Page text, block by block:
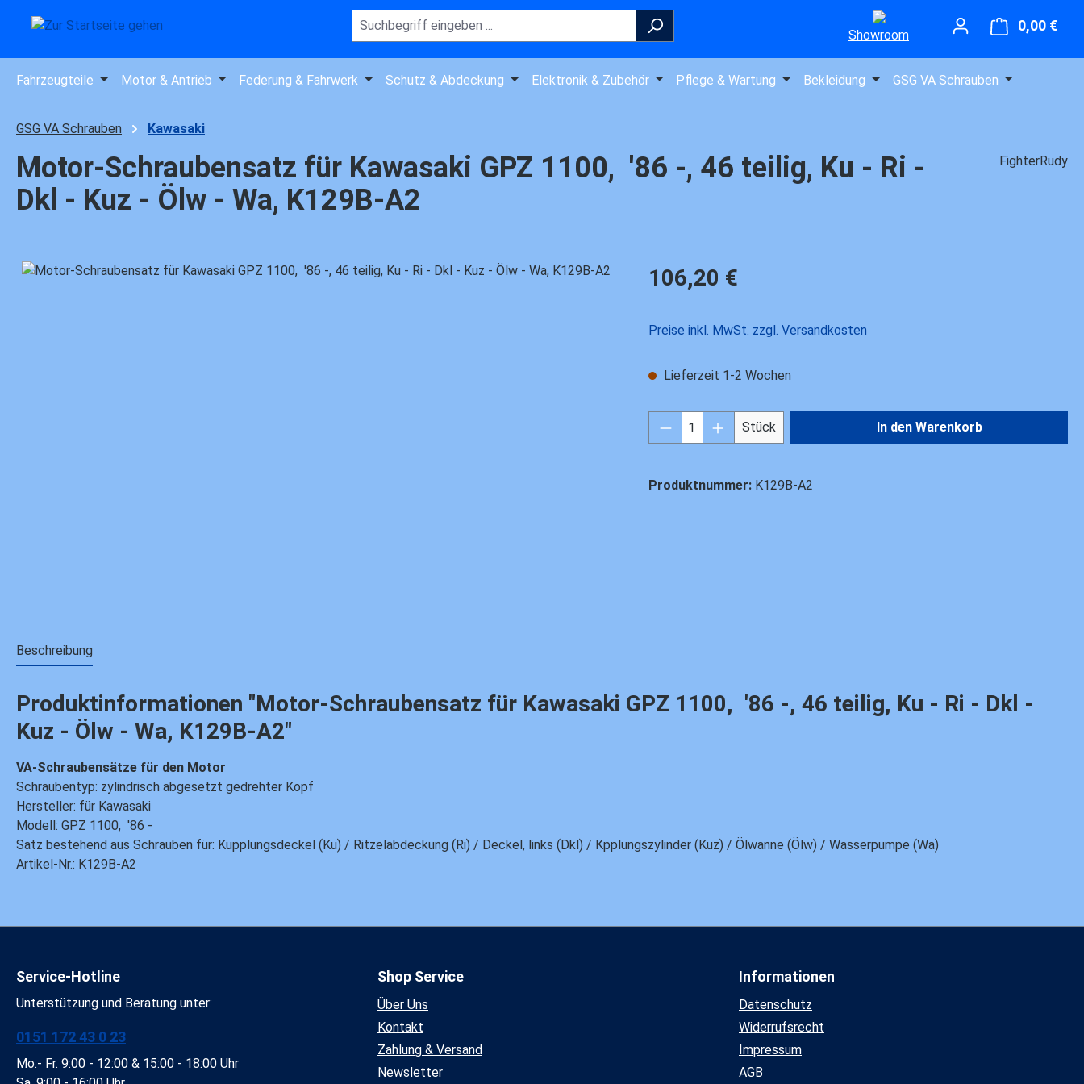
Hauptinhalt springen
Zur Suche springen
Zur Hauptnavigation springen
Showroom
0,00 €
Fahrzeugteile Motor & Antrieb Federung & Fahrwerk Schutz & Abdeckung Elektronik & Zubehör Pflege & Wartung Bekleidung GSG VA Schrauben
GSG VA Schrauben Kawasaki
Motor-Schraubensatz für Kawasaki GPZ 1100, '86 -, 46 teilig, Ku - Ri -
Dkl - Kuz - Ölw - Wa, K129B-A2
FighterRudy
Bildergalerie überspringen Regulärer Preis:
106,20 €
Preise inkl. MwSt. zzgl. Versandkosten
Lieferzeit 1-2 Wochen
Produkt Anzahl: Gib den gewünschten Wert ein
Stück In den Warenkorb
Produktnummer: K129B-A2
Beschreibung
Produktinformationen "Motor-Schraubensatz für Kawasaki GPZ 1100, '86 -, 46 teilig, Ku - Ri - Dkl -
Kuz - Ölw - Wa, K129B-A2"
VA-Schraubensätze für den Motor
Schraubentyp: zylindrisch abgesetzt gedrehter Kopf
Hersteller: für Kawasaki
Modell: GPZ 1100, '86 -
Satz bestehend aus Schrauben für: Kupplungsdeckel (Ku) / Ritzelabdeckung (Ri) / Deckel, links (Dkl) / Kpplungszylinder (Kuz) / Ölwanne (Ölw) / Wasserpumpe (Wa)
Artikel-Nr.: K129B-A2
Service-Hotline
Unterstützung und Beratung unter:
0151 172 43 0 23
Mo.- Fr. 9:00 - 12:00 & 15:00 - 18:00 Uhr
Shop Service
Über Uns
Kontakt
Zahlung & Versand
Newsletter
Informationen
Datenschutz
Widerrufsrecht
Impressum
AGB